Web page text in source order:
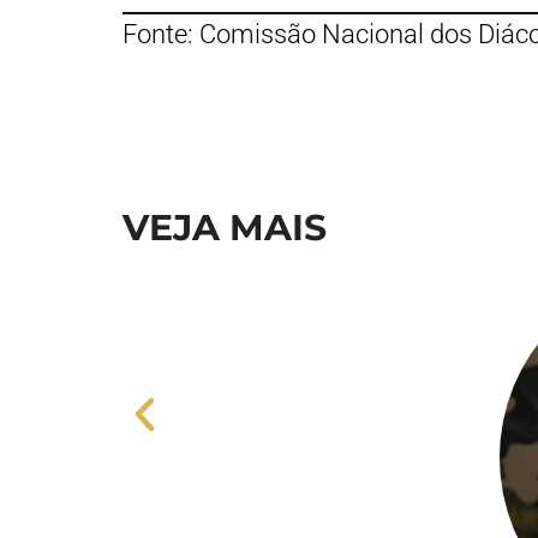
Fonte: Comissão Nacional dos
VEJA MAIS